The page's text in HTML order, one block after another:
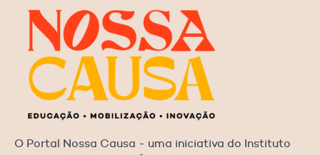
O Portal Nossa Causa - uma iniciativa do Instituto